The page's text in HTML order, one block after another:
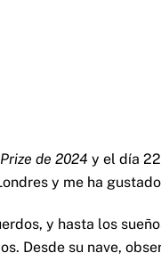
de 2024 y el día
y me ha
y hasta los
Desde su nave,